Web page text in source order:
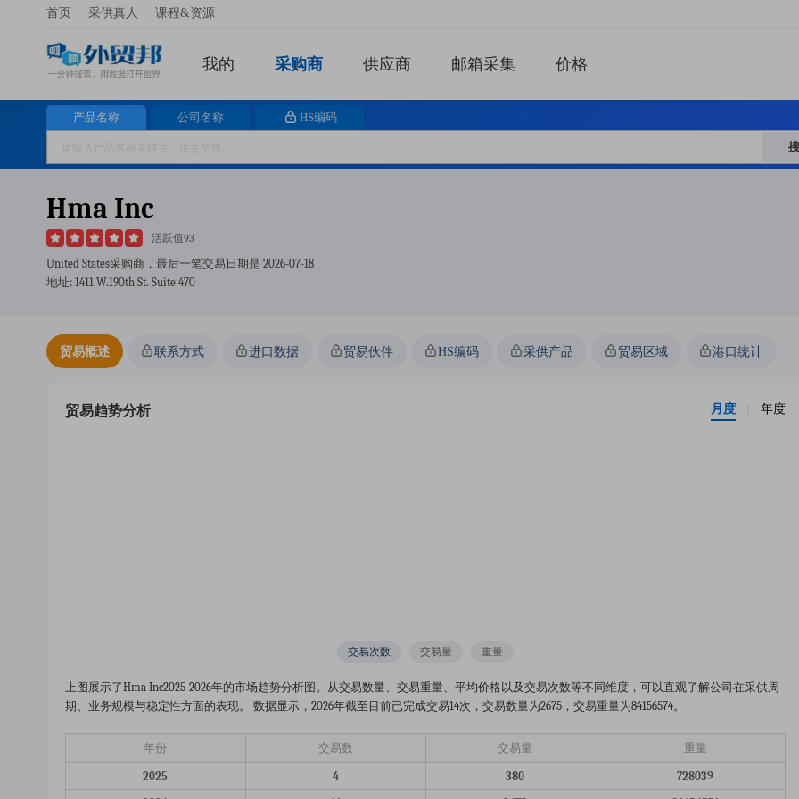
首页 采供真人 课程&资源
我的 采购商 供应商 邮箱采集 价格
产品名称 公司名称 HS编码
Hma Inc
活跃值93
United States采购商，最后一笔交易日期是 2026-07-18
地址: 1411 W.190th St. Suite 470
贸易概述 联系方式 进口数据 贸易伙伴 HS编码 采供产品 贸易区域 港口统计
贸易趋势分析 月度 年度
交易次数 交易量 重量
上图展示了hma Inc2025-2026年的市场趋势分析图。从交易数量、交易重量、平均价格以及交易次数等不同维度，可以直观了解公司在采供周
期、业务规模与稳定性方面的表现。 数据显示，2026年截至目前已完成交易14次，交易数量为2675，交易重量为84156574。
年份 交易数 交易量 重量
2025 4 380
728039